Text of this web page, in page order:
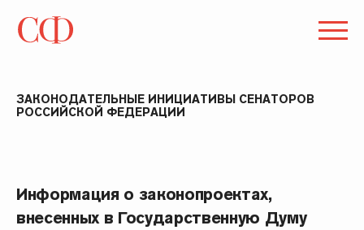
ЗАКОНОДАТЕЛЬНЫЕ ИНИЦИАТИВЫ СЕНАТОРОВ
РОССИЙСКОЙ ФЕДЕРАЦИИ
Информация о законопроектах,
внесенных в Государственную Думу